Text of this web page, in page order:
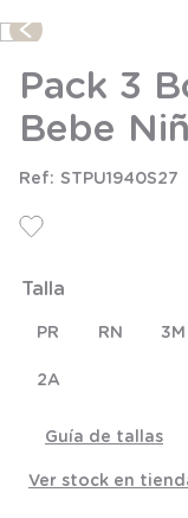
Pack 3
Bebe
STPU1940S27
Talla
PR RN 3M
2A
Guía de tallas
Ver stock en
3.
zapatillas
4.
body
5
manta
8.
9.
saco
10